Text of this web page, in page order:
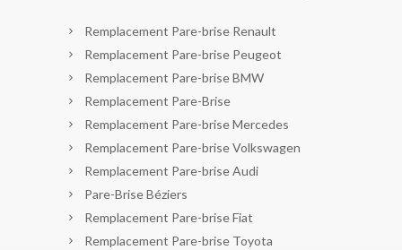
Remplacement Pare-brise Renault
Remplacement Pare-brise Peugeot
Remplacement Pare-brise BMW
Remplacement Pare-Brise
Remplacement Pare-brise Mercedes
Remplacement Pare-brise Volkswagen
Remplacement Pare-brise Audi
Pare-Brise Béziers
Remplacement Pare-brise Fiat
Remplacement Pare-brise Toyota